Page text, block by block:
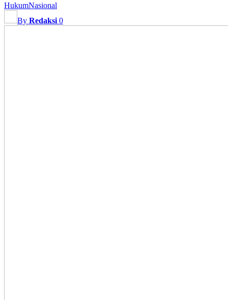
HukumNasional
By Redaksi 0